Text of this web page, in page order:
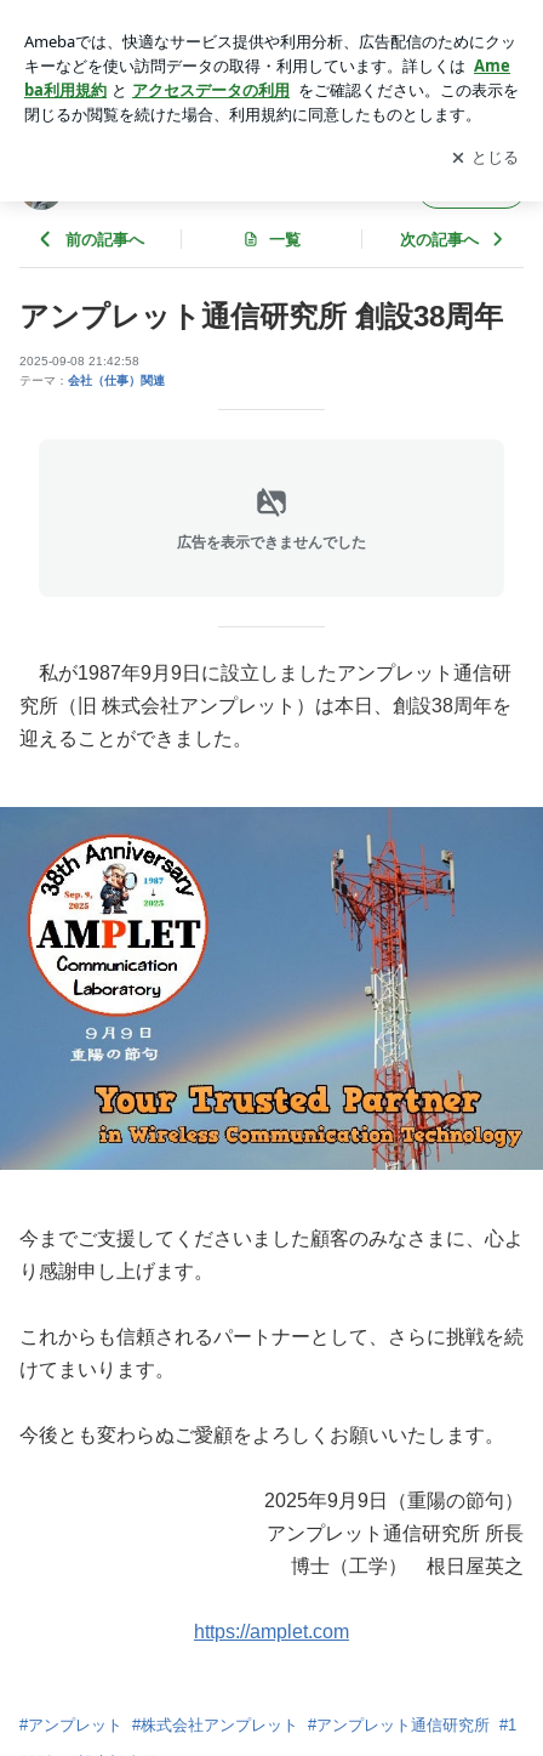
アプリをダウンロードして ブログの更新通知
を受け取りまし
ょう。
開く
前の記事へ 一覧 次の記事へ
アンプレット通信研究所 創設38周年
2025-09-08 21:42:58
テーマ： 会社（仕事）関連
広告を表示できませんでした
私が1987年9月9日 に設立しましたアンプレット通信研
究所（旧 株式会社アンプレット）は本日、創設38周年を
迎えることができました。
今までご支援してくださいました顧客のみなさまに、心よ
り感謝申し上げます。
これからも信頼されるパートナーとして、さらに挑戦を続
けてまいります。
今後とも変わらぬご愛顧をよろしくお願いいたします。
2025年9月9日
（重陽の節句）
アンプレット通信研究所 所長
博士（工学） 根日屋英之
https://amplet.com
#アンプレット #株式会社アンプレット #アンプレット通信研究所 #1